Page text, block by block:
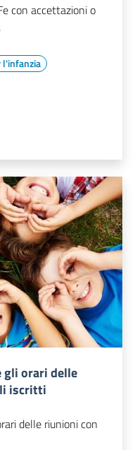
con accettazioni o
l'infanzia
gli orari delle
iscritti
delle riunioni con